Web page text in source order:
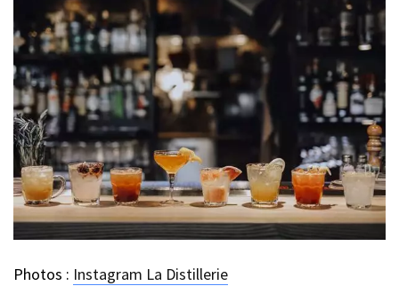
Photos : Instagram La Distillerie